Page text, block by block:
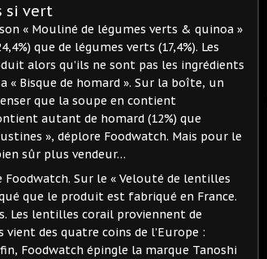
si vert
« Mouliné de légumes verts & quinoa »
que de légumes verts (17,4%). Les
alors qu’ils ne sont pas les ingrédients
« Bisque de homard ». Sur la boîte, un
que la soupe en contient
autant de homard (12%) que
», déplore Foodwatch. Mais pour le
sûr plus vendeur…
Sur le « Velouté de lentilles
que le produit est fabriqué en France.
Les lentilles corail proviennent de
vient des quatre coins de l’Europe :
Foodwatch épingle la marque Tanoshi